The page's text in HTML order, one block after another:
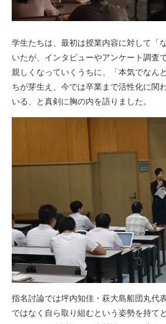
学生たちは、最初は授業内容に対して「
いたが、インタビューやアンケート調査
親しくなっていくうちに、「本気でなん
ちが芽生え、今では卒業まで活性化に関
いる、と真剣に胸の内を語りました。
指名討論では坪内知佳・萩大島船団丸代
ではなく自ら取り組むという姿勢を持て